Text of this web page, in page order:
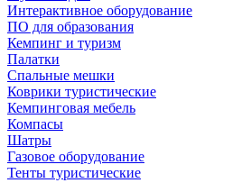
Интерактивное оборудование
ПО для образования
Кемпинг и туризм
Палатки
Спальные мешки
Коврики туристические
Кемпинговая мебель
Компасы
Шатры
Газовое оборудование
Тенты туристические